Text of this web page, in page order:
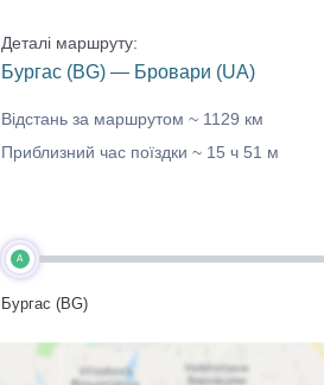
Деталі маршруту:
Бургас (BG) — Бровари (UA)
Відстань за маршрутом ~ 1129 км
Приблизний час поїздки ~ 15 ч 51 м
A
Бургас (BG)